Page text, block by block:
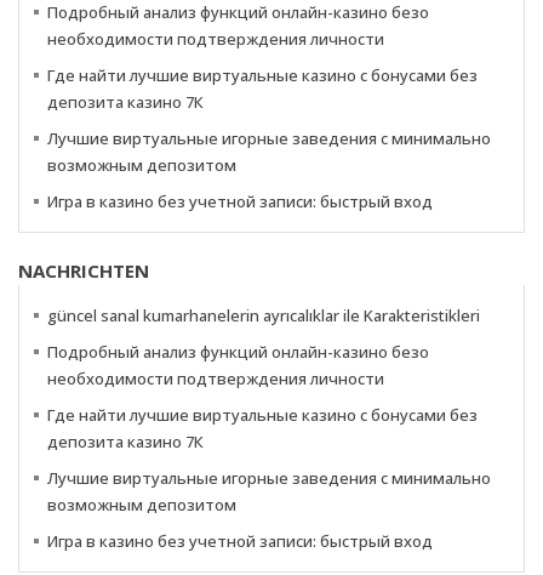
Подробный анализ функций онлайн-казино безо
необходимости подтверждения личности
Где найти лучшие виртуальные казино с бонусами без
депозита казино 7К
Лучшие виртуальные игорные заведения с минимально
возможным депозитом
Игра в казино без учетной записи: быстрый вход
NACHRICHTEN
güncel sanal kumarhanelerin ayrıcalıklar ile Karakteristikleri
Подробный анализ функций онлайн-казино безо
необходимости подтверждения личности
Где найти лучшие виртуальные казино с бонусами без
депозита казино 7К
Лучшие виртуальные игорные заведения с минимально
возможным депозитом
Игра в казино без учетной записи: быстрый вход